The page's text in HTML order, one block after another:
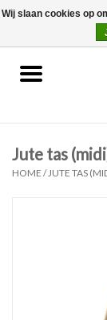
gaarne.be
Patronen
Garen
Jute tas
HOME / JUTE TAS
Wij slaan cookies op